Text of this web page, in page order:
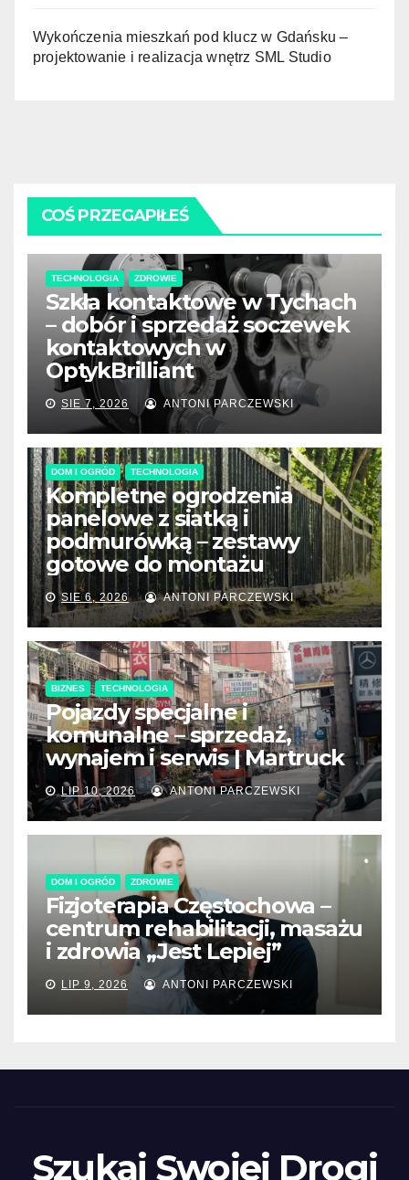
Wykończenia mieszkań pod klucz w Gdańsku –
projektowanie i realizacja wnętrz SML Studio
COŚ PRZEGAPIŁEŚ
TECHNOLOGIA ZDROWIE
Szkła kontaktowe w Tychach
– dobór i sprzedaż soczewek
kontaktowych w
OptykBrilliant
SIE 7, 2026 ANTONI PARCZEWSKI
DOM I OGRÓD TECHNOLOGIA
Kompletne ogrodzenia
panelowe z siatką i
podmurówką – zestawy
gotowe do montażu
SIE 6, 2026 ANTONI PARCZEWSKI
BIZNES TECHNOLOGIA
Pojazdy specjalne i
komunalne – sprzedaż,
wynajem i serwis | Martruck
LIP 10, 2026 ANTONI PARCZEWSKI
DOM I OGRÓD ZDROWIE
Fizjoterapia Częstochowa –
centrum rehabilitacji, masażu
i zdrowia „Jest Lepiej”
LIP 9, 2026 ANTONI PARCZEWSKI
Szukaj Swojej Drogi